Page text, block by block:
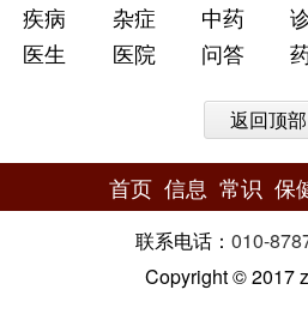
疾病
杂症 中药
医生
医院 问答
返回顶部
首页 信息 常识 保
联系电话： 010-
Copyright © 2017